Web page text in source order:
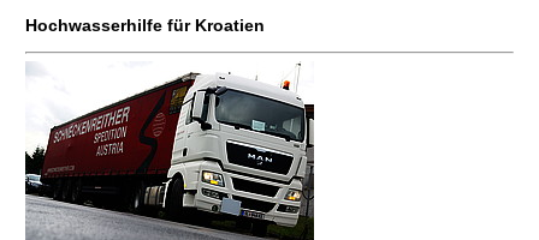
Hochwasserhilfe für Kroatien